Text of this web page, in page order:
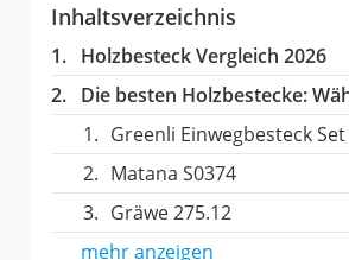
Inhaltsverzeichnis
Holzbesteck Vergleich 2026
Die besten Holzbestecke:
Greenli Einwegbesteck Set
Matana S0374
Gräwe ‎275.12
mehr anzeigen